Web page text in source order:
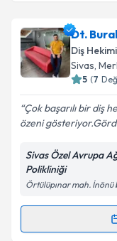
Dt.
oluşturun. Size
takvim
Kişisel
kapsamda
Dt.
Diş Hekimi
Sivas,
5 (7
Çok başarılı bir diş
özeni
Sivas Özel Avrupa
Polikliniği
Örtülüpınar mah. İnönü
Randevu